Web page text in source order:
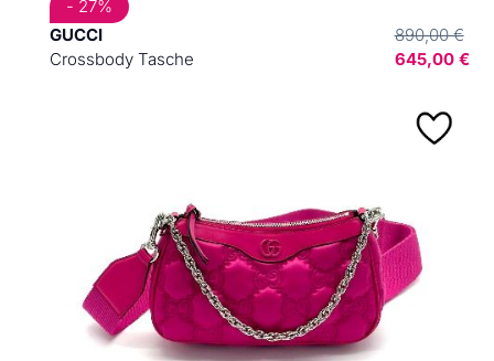
GUCCI
Crossbody Tasche
890,00 €
645,00 €
- 27%